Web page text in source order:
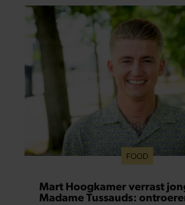
FOOD
Mart Hoogkamer verrast
Madame Tussauds: